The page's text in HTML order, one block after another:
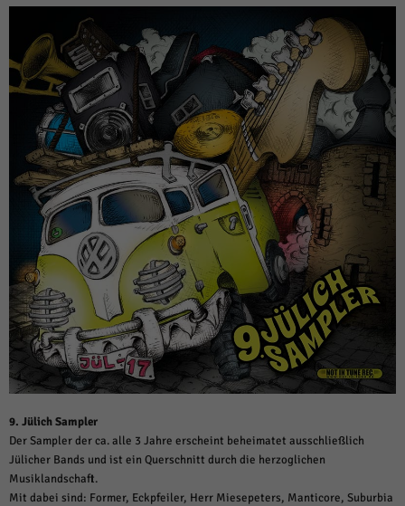
9. Jülich Sampler
Der Sampler der ca. alle 3 Jahre erscheint beheimatet ausschließlich
Jülicher Bands und ist ein Querschnitt durch die herzoglichen
Musiklandschaft.
Mit dabei sind: Former, Eckpfeiler, Herr Miesepeters, Manticore, Suburbia